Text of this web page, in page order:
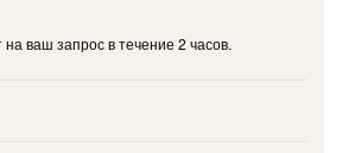
ваш запрос в течение 2 часов.